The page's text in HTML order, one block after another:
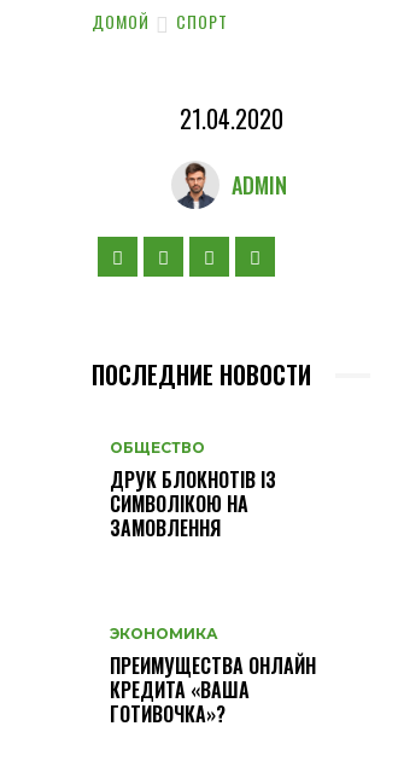
ДОМОЙ СПОРТ
21.04.2020
ADMIN
ПОСЛЕДНИЕ НОВОСТИ
ОБЩЕСТВО
ДРУК БЛОКНОТІВ ІЗ
СИМВОЛІКОЮ НА
ЗАМОВЛЕННЯ
ЭКОНОМИКА
ПРЕИМУЩЕСТВА ОНЛАЙН
КРЕДИТА «ВАША
ГОТИВОЧКА»?